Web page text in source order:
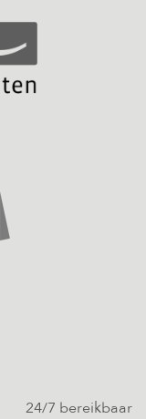
24/7 bereikbaar